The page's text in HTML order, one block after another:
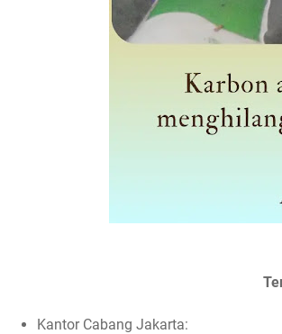
Kantor Cabang Jakarta: